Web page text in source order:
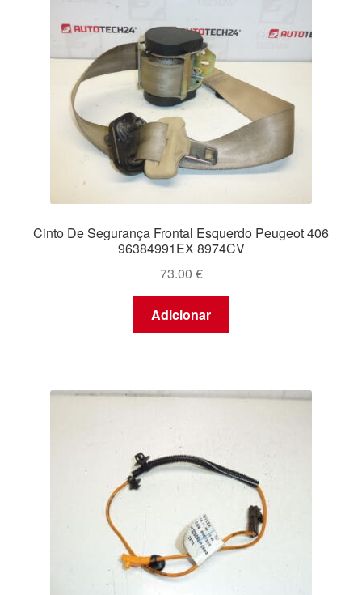
Cinto De Segurança Frontal Esquerdo Peugeot 406
96384991EX 8974CV
73.00 €
Adicionar